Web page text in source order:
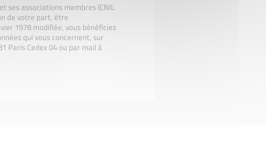
ses associations membres (CNIL
de votre part, être
1978 modifiée, vous bénéficiez
qui vous concernent, sur
Paris Cedex 04 ou par mail à